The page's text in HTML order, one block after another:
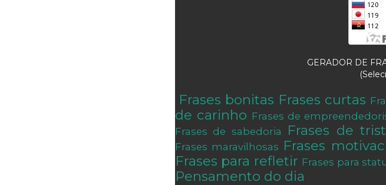
GERADOR DE
Frases bonitas Frases curtas
de carinho Frases de
Frases de sabedoria
Frases de
Frases maravilhosas Frases
Frases para refletir Frases para
Pensamento do dia